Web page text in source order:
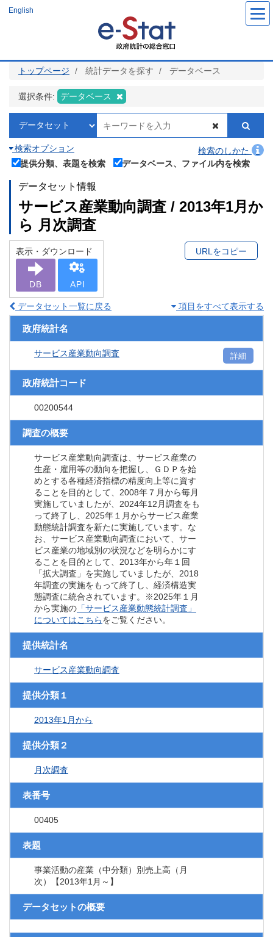
ツ
English
トップページ 統計データを探す データベース
選択条件: データベース
検索オプション
検索のしかた
提供分類、表題を検索
データベース、ファイル内を検索
データセット情報
サービス産業動向調査 / 2013年1月か
ら 月次調査
表示・ダウンロード
DB API
URLをコピー
データセット一覧に戻る 項目をすべて表示する
政府統計名
サービス産業動向調査 詳細
政府統計コード
00200544
調査の概要
サービス産業動向調査は、サービス産業の
生産・雇用等の動向を把握し、ＧＤＰを始
めとする各種経済指標の精度向上等に資す
ることを目的として、2008年７月から毎月
実施していましたが、2024年12月調査をも
って終了し、2025年１月からサービス産業
動態統計調査を新たに実施しています。な
お、サービス産業動向調査において、サー
ビス産業の地域別の状況などを明らかにす
ることを目的として、2013年から年１回
「拡大調査」を実施していましたが、2018
年調査の実施をもって終了し、経済構造実
態調査に統合されています。※2025年１月
から実施の 「サービス産業動態統計調査」
についてはこちらをご覧ください。
提供統計名
サービス産業動向調査
提供分類１
2013年1月から
提供分類２
月次調査
表番号
00405
表題
事業活動の産業（中分類）別売上高（月
次）【2013年1月～】
データセットの概要